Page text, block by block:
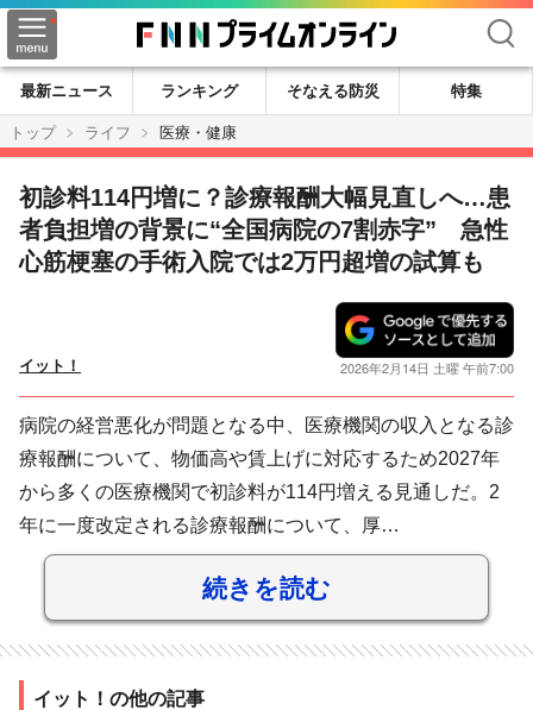
検索
最新ニュース ランキング そなえる防災
特集
トップ
ライフ 医療・健康
初診料114円増に？診療報酬大幅見直しへ…患
者負担増の背景に“全国病院の7割赤字” 急性
心筋梗塞の手術入院では2万円超増の試算も
イット！ 2026年2月14日 土曜 午前7:00
病院の経営悪化が問題となる中、医療機関の収入となる診
療報酬について、物価高や賃上げに対応するため2027年
から多くの医療機関で初診料が114円増える見通しだ。2
年に一度改定される診療報酬について、厚…
続きを読む
イット！の他の記事